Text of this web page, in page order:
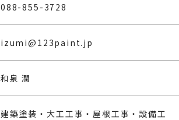
088-855-3728
izumi@123paint.jp
和泉 潤
建築塗装・大工工事・屋根工事・設備工